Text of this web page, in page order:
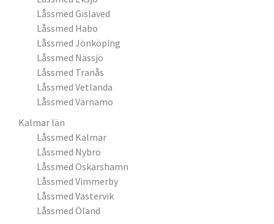
Låssmed Gislaved
Låssmed Habo
Låssmed Jönköping
Låssmed Nässjö
Låssmed Tranås
Låssmed Vetlanda
Låssmed Värnamo
Kalmar län
Låssmed Kalmar
Låssmed Nybro
Låssmed Oskarshamn
Låssmed Vimmerby
Låssmed Västervik
Låssmed Öland